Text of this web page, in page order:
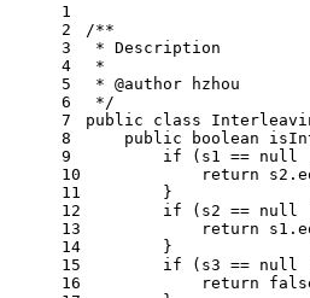
1
2
3
4
5
6
7
8
9
10
11
12
13
14
15
16
/**
* Description
*
* @author hzhou
*/
public
class
public
boolean
if (s1 == null
return
        }
if (s2 == null
return
        }
if (s3 == null
return